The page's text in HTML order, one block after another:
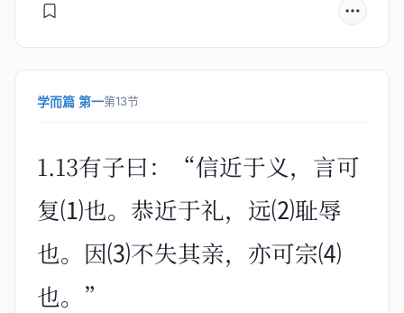
学而篇 第一第13节
1.13有子曰：“信近于义，言可
复⑴也。恭近于礼，远⑵耻辱
也。因⑶不失其亲，亦可宗⑷
也。”